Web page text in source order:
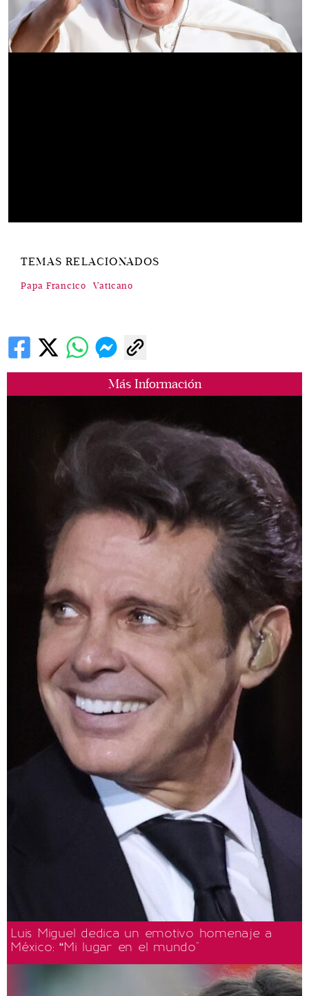
Más Información
Luis Miguel dedica un emotivo homenaje a
México: “Mi lugar en el mundo"
TEMAS RELACIONADOS
Papa Francico Vaticano